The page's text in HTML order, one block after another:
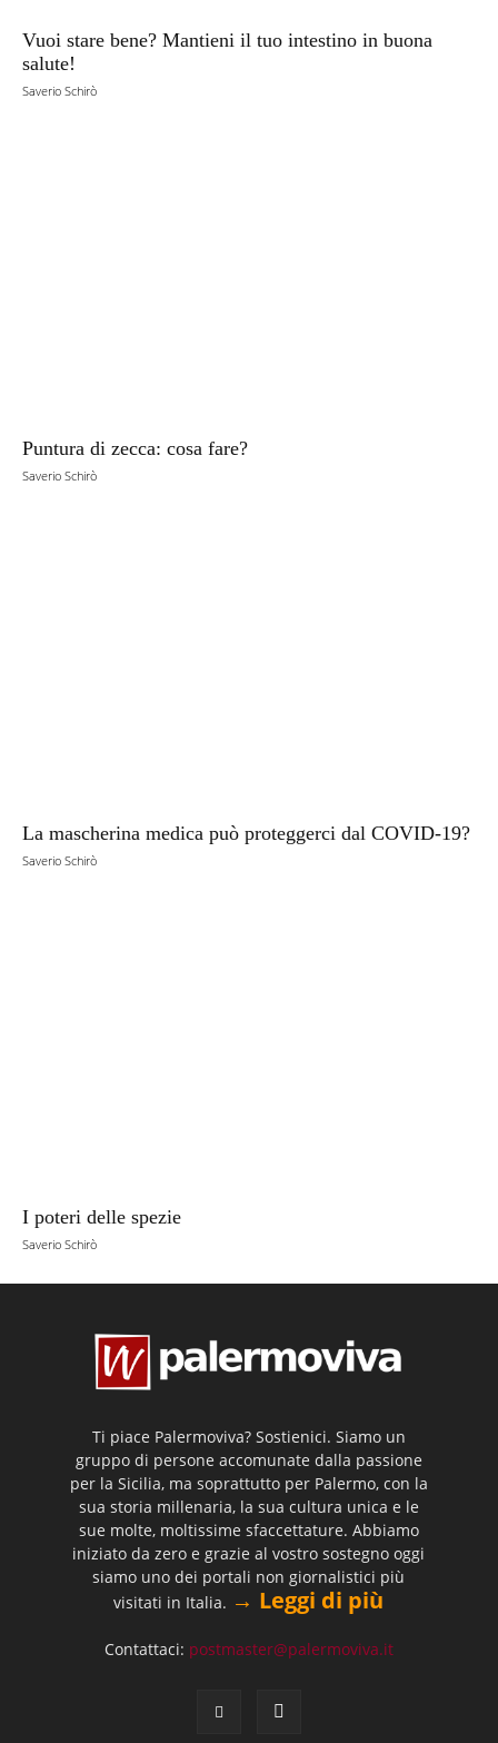
Vuoi stare bene? Mantieni il tuo intestino in buona
salute!
Saverio Schirò
Puntura di zecca: cosa fare?
Saverio Schirò
La mascherina medica può proteggerci dal COVID-19?
Saverio Schirò
I poteri delle spezie
Saverio Schirò
Ti piace Palermoviva? Sostienici. Siamo un
gruppo di persone accomunate dalla passione
per la Sicilia, ma soprattutto per Palermo, con la
sua storia millenaria, la sua cultura unica e le
sue molte, moltissime sfaccettature. Abbiamo
iniziato da zero e grazie al vostro sostegno oggi
siamo uno dei portali non giornalistici più
visitati in Italia. → Leggi di più
Contattaci: postmaster@palermoviva.it